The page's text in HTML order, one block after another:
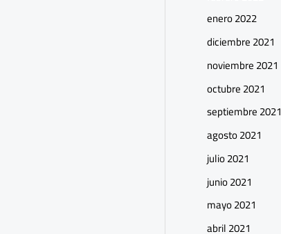
enero 2022
diciembre 2021
noviembre 2021
octubre 2021
septiembre 2021
agosto 2021
julio 2021
junio 2021
mayo 2021
abril 2021